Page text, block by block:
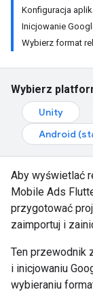
Konfiguracja
Inicjowanie
Wybierz format
Wybierz
Unity
Android
Aby wyświetlać
Mobile Ads
przygotować
zaimportuj i
Ten przewodnik
i inicjowaniu
wybieraniu